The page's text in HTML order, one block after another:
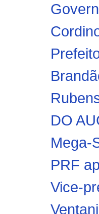
DO
Mega-
PRF
Vice-